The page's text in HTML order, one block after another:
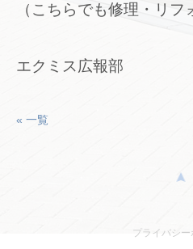
（こちらでも修理・リフ
エクミス広報部
« 一覧
プライバシー